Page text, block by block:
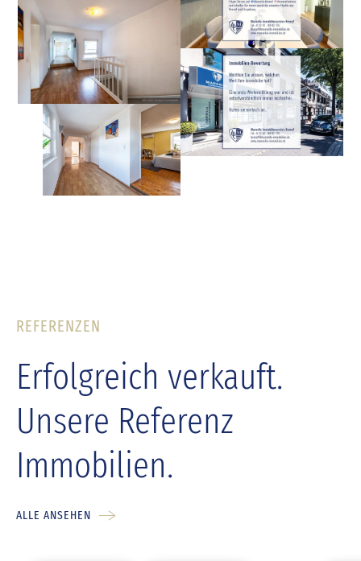
REFERENZEN
Erfolgreich verkauft.
Unsere Referenz
Immobilien.
ALLE ANSEHEN